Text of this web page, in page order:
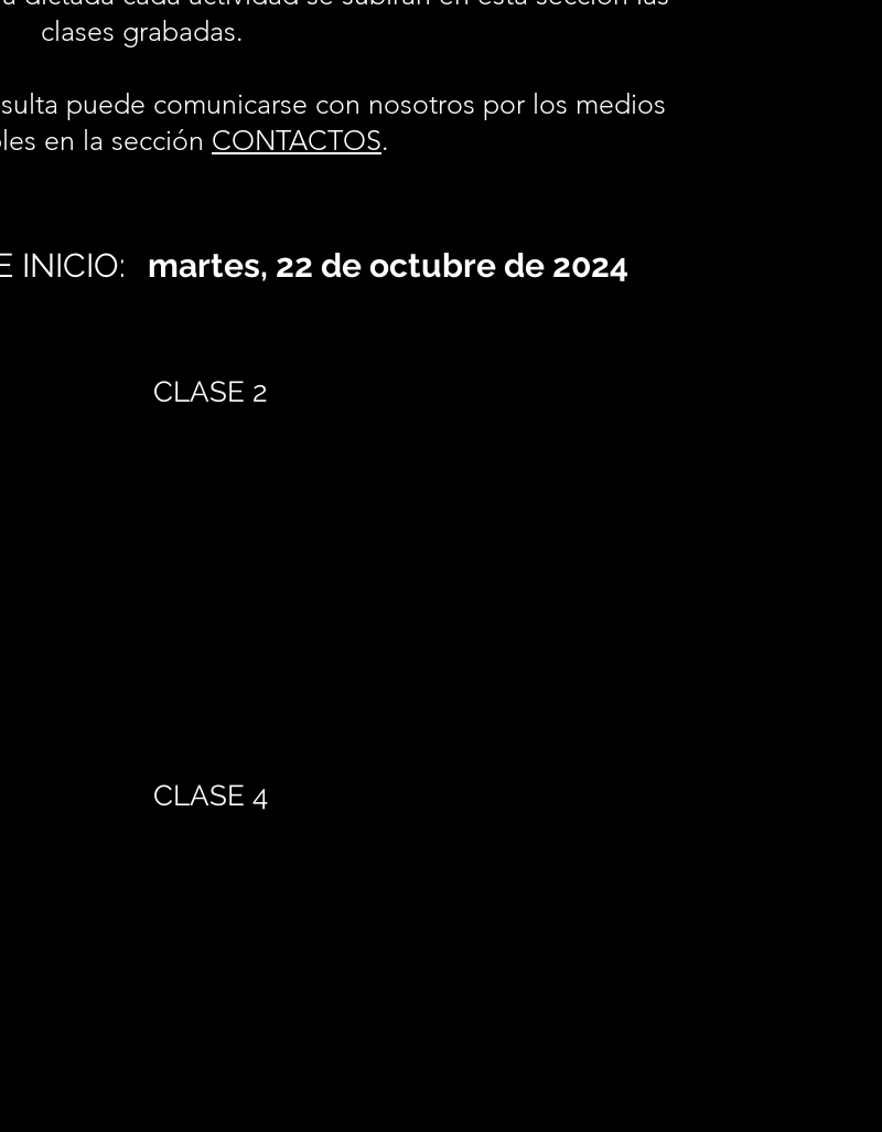
clases grabadas.
puede comunicarse con nosotros por los medios
en la sección CONTACTOS.
INICIO: martes, 22 de octubre de 2024
CLASE 2
CLASE 4